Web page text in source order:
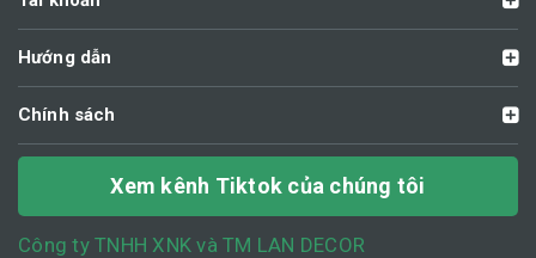
Hướng dẫn
Chính sách
Xem kênh Tiktok của chúng tôi
Công ty TNHH XNK và TM LAN DECOR